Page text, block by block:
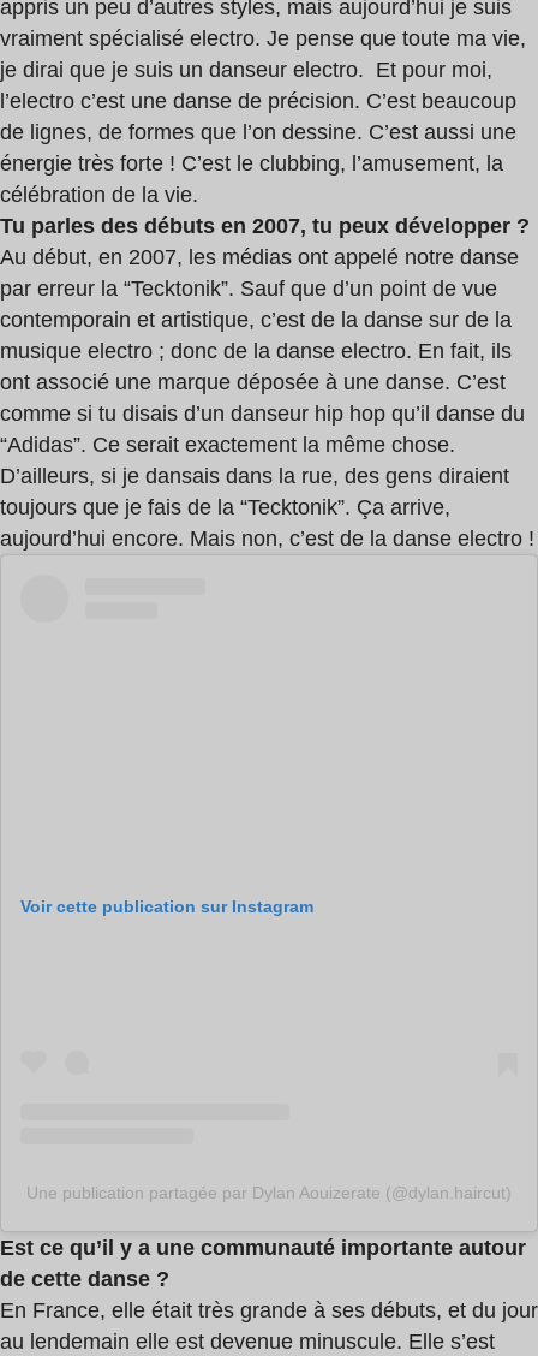
appris un peu d’autres styles, mais aujourd’hui je suis
vraiment spécialisé electro. Je pense que toute ma vie,
je dirai que je suis un danseur electro. Et pour moi,
l’electro c’est une danse de précision. C’est beaucoup
de lignes, de formes que l’on dessine. C’est aussi une
énergie très forte ! C’est le clubbing, l’amusement, la
célébration de la vie.
Tu parles des débuts en 2007, tu peux développer ?
Au début, en 2007, les médias ont appelé notre danse
par erreur la “Tecktonik”. Sauf que d’un point de vue
contemporain et artistique, c’est de la danse sur de la
musique electro ; donc de la danse electro. En fait, ils
ont associé une marque déposée à une danse. C’est
comme si tu disais d’un danseur hip hop qu’il danse du
“Adidas”. Ce serait exactement la même chose.
D’ailleurs, si je dansais dans la rue, des gens diraient
toujours que je fais de la “Tecktonik”. Ça arrive,
aujourd’hui encore. Mais non, c’est de la danse electro !
Voir cette publication sur Instagram
Une publication partagée par Dylan Aouizerate (@dylan.haircut)
Est ce qu’il y a une communauté importante autour
de cette danse ?
En France, elle était très grande à ses débuts, et du jour
au lendemain elle est devenue minuscule. Elle s’est